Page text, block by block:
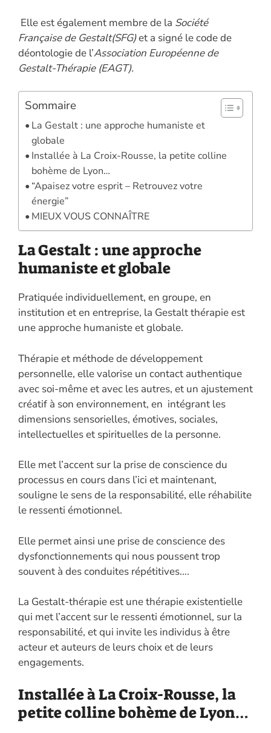
Elle est également membre de la Société
Française de Gestalt(SFG)et a signé le code de
déontologie de l’Association Européenne de
Gestalt-Thérapie (EAGT).
Sommaire
La Gestalt : une approche humaniste et
globale
Installée à La Croix-Rousse, la petite colline
bohème de Lyon…
“Apaisez votre esprit – Retrouvez votre
énergie”
MIEUX VOUS CONNAÎTRE
La Gestalt : une approche
humaniste et globale
Pratiquée individuellement, en groupe, en
institution et en entreprise, la Gestalt thérapie est
une approche humaniste et globale.
Thérapie et méthode de développement
personnelle, elle valorise un contact authentique
avec soi-même et avec les autres, et un ajustement
créatif à son environnement, en intégrant les
dimensions sensorielles, émotives, sociales,
intellectuelles et spirituelles de la personne.
Elle met l’accent sur la prise de conscience du
processus en cours dans l’ici et maintenant,
souligne le sens de la responsabilité, elle réhabilite
le ressenti émotionnel.
Elle permet ainsi une prise de conscience des
dysfonctionnements qui nous poussent trop
souvent à des conduites répétitives….
La Gestalt-thérapie est une thérapie existentielle
qui met l’accent sur le ressenti émotionnel, sur la
responsabilité, et qui invite les individus à être
acteur et auteurs de leurs choix et de leurs
engagements.
Installée à La Croix-Rousse, la
petite colline bohème de Lyon…